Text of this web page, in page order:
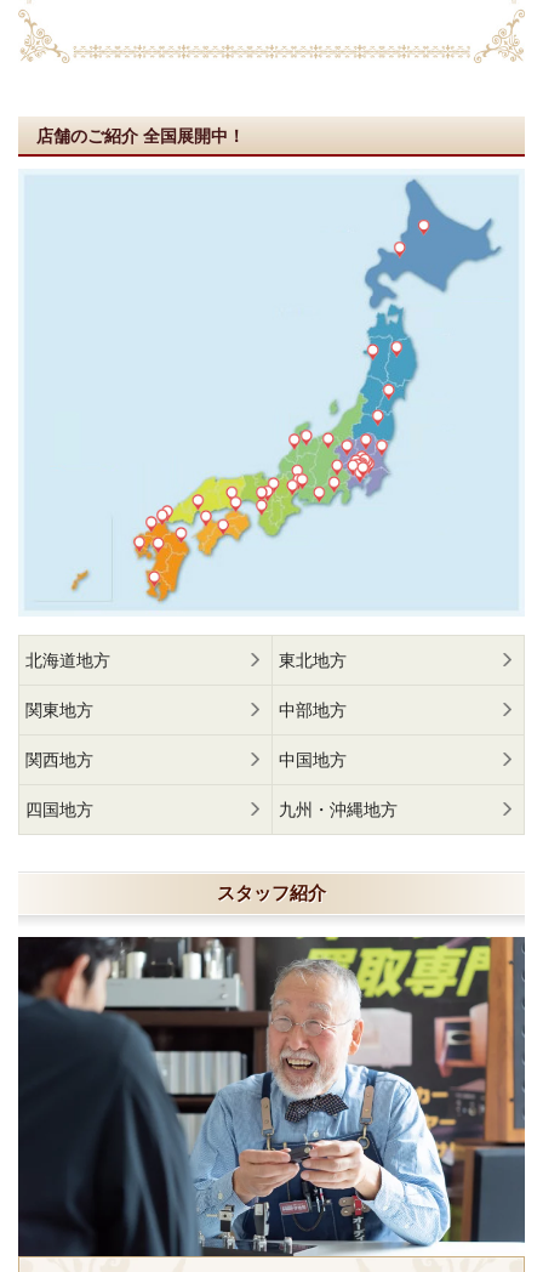
店舗のご紹介 全国展開中！
北海道地方 東北地方
関東地方 中部地方
関西地方 中国地方
四国地方 九州・沖縄地方
スタッフ紹介